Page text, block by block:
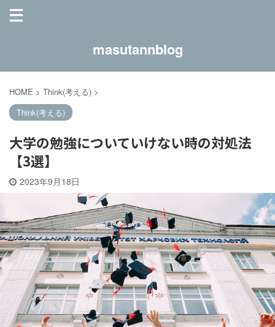
masutannblog
HOME > Think(考える) >
Think(考える)
大学の勉強についていけない時の対処法
【3選】
2023年9月18日